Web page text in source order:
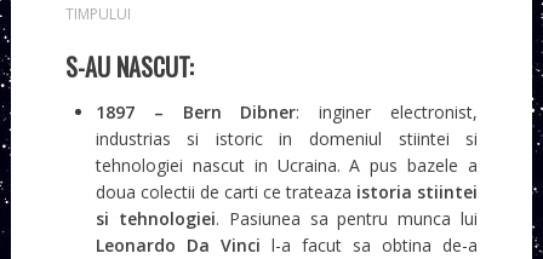
TIMPULUI
S-AU NASCUT:
1897 – Bern Dibner: inginer electronist,
industrias si istoric in domeniul stiintei si
tehnologiei nascut in Ucraina. A pus bazele a
doua colectii de carti ce trateaza istoria stiintei
si tehnologiei. Pasiunea sa pentru munca lui
Leonardo Da Vinci l-a facut sa obtina de-a